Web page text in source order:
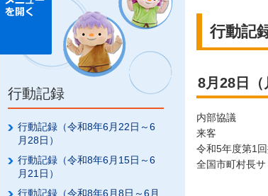
行動記録
行動記録（令和8年6月22日～6
月28日）
行動記録（令和8年6月15日～6
月21日）
行動記録（令和8年6月8日～6月
行動記
8月28日（
内部協議
来客
令和5年度第1
全国市町村長